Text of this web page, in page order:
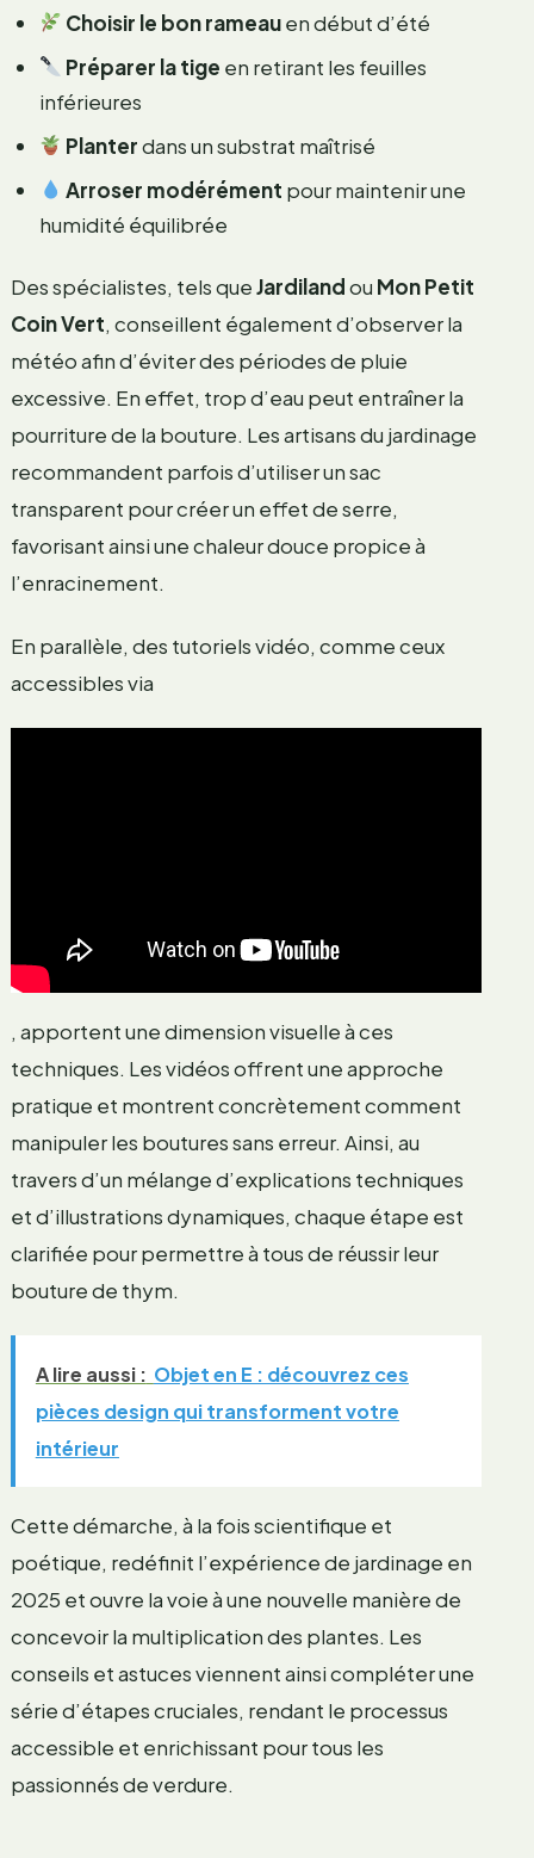
Choisir le bon rameauen début d’été
Préparer la tige en retirant les feuilles
inférieures
Planterdans un substrat maîtrisé
Arroser modérément pour maintenir une
humidité équilibrée
Des spécialistes, tels queJardilandou Mon Petit
Coin Vert, conseillent également d’observer la
météo afin d’éviter des périodes de pluie
excessive. En effet, trop d’eau peut entraîner la
pourriture de la bouture. Les artisans du jardinage
recommandent parfois d’utiliser un sac
transparent pour créer un effet de serre,
favorisant ainsi une chaleur douce propice à
l’enracinement.
En parallèle, des tutoriels vidéo, comme ceux
accessibles via
, apportent une dimension visuelle à ces
techniques. Les vidéos offrent une approche
pratique et montrent concrètement comment
manipuler les boutures sans erreur. Ainsi, au
travers d’un mélange d’explications techniques
et d’illustrations dynamiques, chaque étape est
clarifiée pour permettre à tous de réussir leur
bouture de thym.
A lire aussi : Objet en E : découvrez ces
pièces design qui transforment votre
intérieur
Cette démarche, à la fois scientifique et
poétique, redéfinit l’expérience de jardinage en
2025 et ouvre la voie à une nouvelle manière de
concevoir la multiplication des plantes. Les
conseils et astuces viennent ainsi compléter une
série d’étapes cruciales, rendant le processus
accessible et enrichissant pour tous les
passionnés de verdure.